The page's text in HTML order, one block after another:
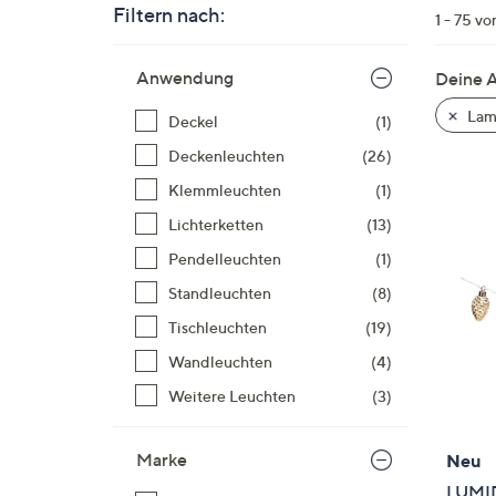
Filtern nach:
Produktliste
Anwendung
Deckel
(1)
Deckenleuchten
(26)
Klemmleuchten
(1)
Lichterketten
(13)
Pendelleuchten
(1)
Standleuchten
(8)
Tischleuchten
(19)
Wandleuchten
(4)
Weitere Leuchten
(3)
Marke
1 - 75
Deine
Neu